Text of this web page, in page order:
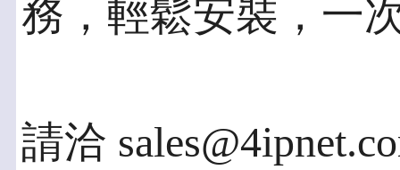
務，輕鬆安裝，一
請洽